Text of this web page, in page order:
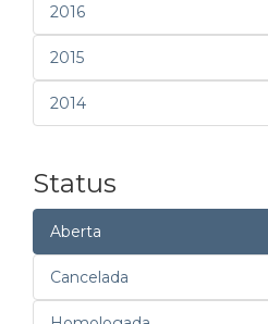
2016
2015
2014
Status
Aberta
Cancelada